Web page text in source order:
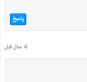
پاسخ
4 سال قبل